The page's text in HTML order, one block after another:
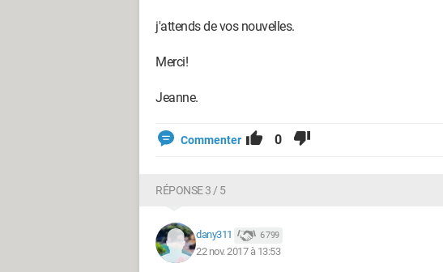
j'attends de vos nouvelles.
Merci!
Jeanne.
Commenter 0
RÉPONSE 3 / 5
dany311 6 799
22 nov. 2017 à 13:53